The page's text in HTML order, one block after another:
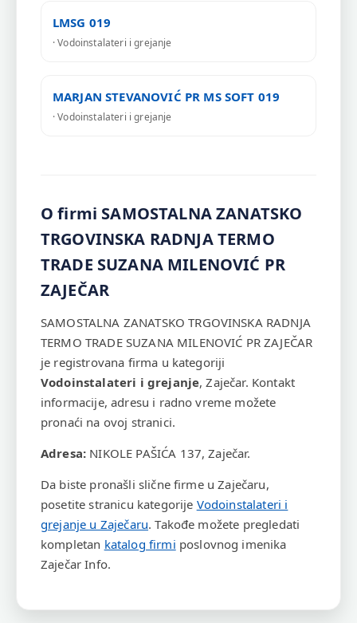
LMSG 019
· Vodoinstalateri i grejanje
MARJAN STEVANOVIĆ PR MS SOFT 019
· Vodoinstalateri i grejanje
O firmi SAMOSTALNA ZANATSKO
TRGOVINSKA RADNJA TERMO
TRADE SUZANA MILENOVIĆ PR
ZAJEČAR
SAMOSTALNA ZANATSKO TRGOVINSKA RADNJA
TERMO TRADE SUZANA MILENOVIĆ PR ZAJEČAR
je registrovana firma u kategoriji
Vodoinstalateri i grejanje, Zaječar. Kontakt
informacije, adresu i radno vreme možete
pronaći na ovoj stranici.
Adresa: NIKOLE PAŠIĆA 137, Zaječar.
Da biste pronašli slične firme u Zaječaru,
posetite stranicu kategorije Vodoinstalateri i
grejanje u Zaječaru. Takođe možete pregledati
kompletan katalog firmi poslovnog imenika
Zaječar Info.